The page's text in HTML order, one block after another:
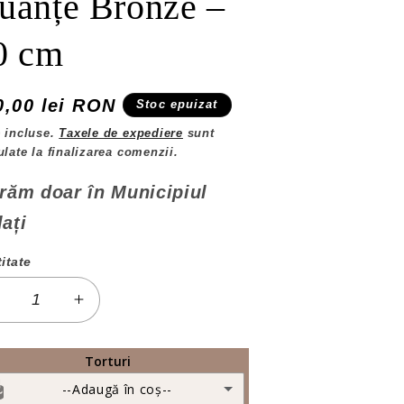
cm
lei RON Stoc epuizat
incluse. Taxele de expediere sunt
la finalizarea comenzii.
doar în Municipiul
Reduceți
Creșteți
cantitatea
pentru
Brăduț
Natural
Torturi
--Adaugă în coș--